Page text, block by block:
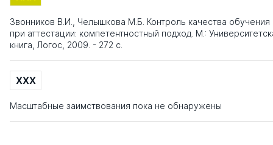
Звонников В.И., Челышкова М.Б. Контроль качества обучения
при аттестации: компетентностный подход. М.:
книга, Логос, 2009. - 272 с.
XXX
Масштабные заимствования пока не обнаружены